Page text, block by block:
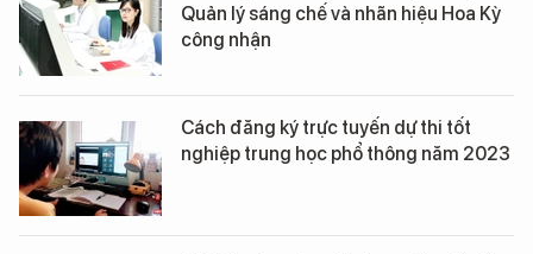
Quản lý sáng chế và nhãn hiệu Hoa Kỳ
công nhận
Cách đăng ký trực tuyến dự thi tốt
nghiệp trung học phổ thông năm 2023